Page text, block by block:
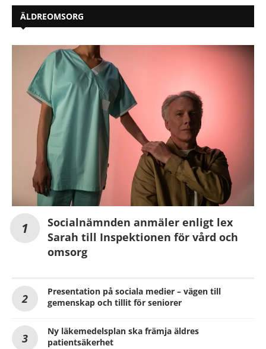
ÄLDREOMSORG
Socialnämnden anmäler enligt lex
Sarah till Inspektionen för vård och
omsorg
Presentation på sociala medier – vägen till
gemenskap och tillit för seniorer
Ny läkemedelsplan ska främja äldres
patientsäkerhet